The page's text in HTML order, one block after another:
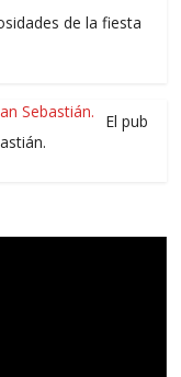
de la fiesta
El pub